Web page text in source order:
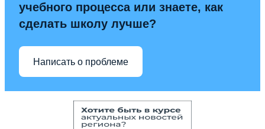
учебного процесса или знаете, как
сделать школу лучше?
Написать о проблеме